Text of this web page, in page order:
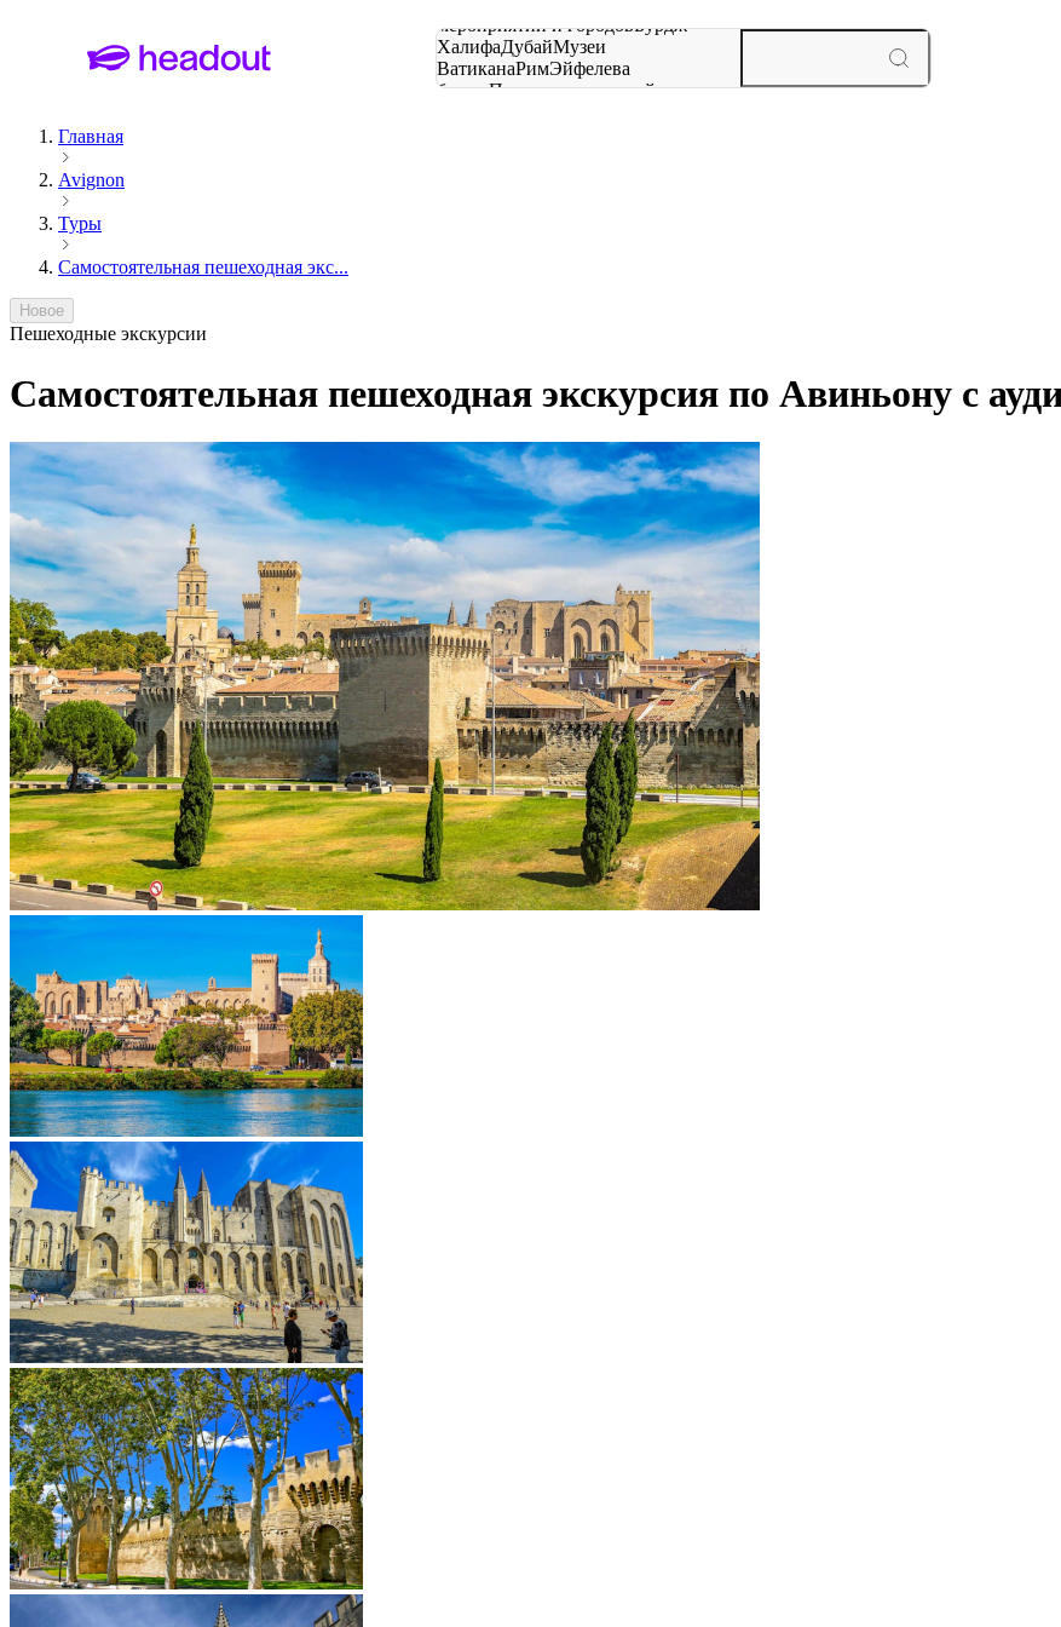
мероприятий и городовБурдж-
ХалифаДубайМузеи
ВатиканаРимЭйфелева
башняПарижмероприятий и
Главная
Avignon
Туры
Самостоятельная пешеходная экс...
Новое
Пешеходные экскурсии
Самостоятельная пешеходная экскурсия по Авиньону с